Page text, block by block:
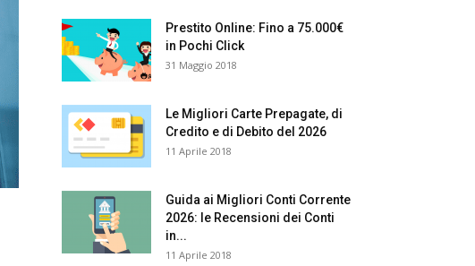
Prestito Online: Fino a 75.000€
in Pochi Click
31 Maggio 2018
Le Migliori Carte Prepagate, di
Credito e di Debito del 2026
11 Aprile 2018
Guida ai Migliori Conti Corrente
2026: le Recensioni dei Conti
in...
11 Aprile 2018